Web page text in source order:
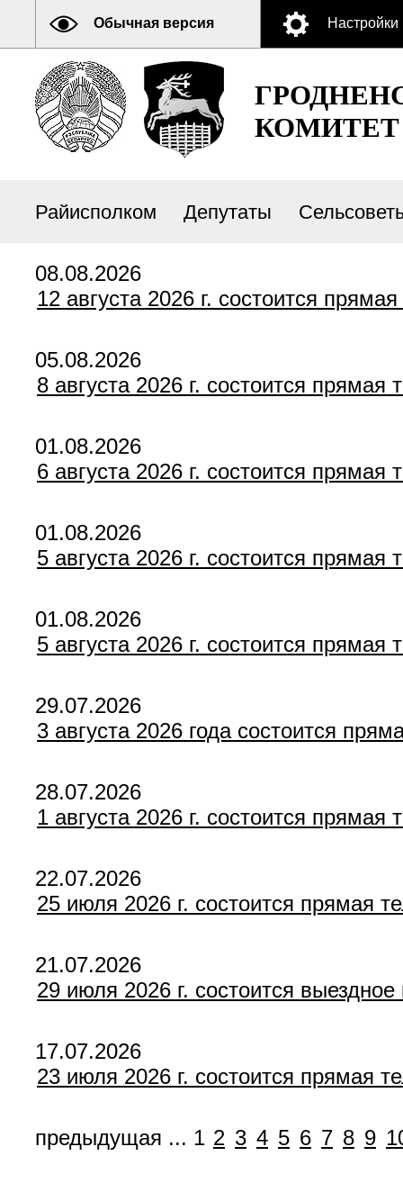
Обычная версия Настройки
КОМИТЕТ
Райисполком Депутаты
08.08.2026
12 августа 2026 г. состоится
05.08.2026
8 августа 2026 г. состоится
01.08.2026
6 августа 2026 г. состоится
01.08.2026
5 августа 2026 г. состоится
01.08.2026
5 августа 2026 г. состоится
29.07.2026
3 августа 2026 года состоится
28.07.2026
1 августа 2026 г. состоится
22.07.2026
25 июля 2026 г. состоится прямая
21.07.2026
29 июля 2026 г. состоится
17.07.2026
23 июля 2026 г. состоится прямая
предыдущая ... 1 2 3 4 5 6 7 8 9